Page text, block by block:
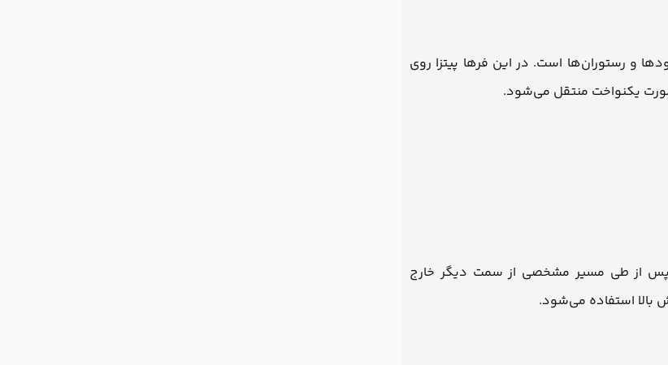
و رستوران‌ها است. در این فرها پیتزا روی
صورت یکنواخت منتقل می‌شود.
پس از طی مسیر مشخصی از سمت دیگر خارج
استفاده می‌شود.